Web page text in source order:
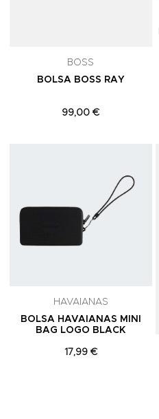
BOSS
BOLSA BOSS RAY
99,00 €
HAVAIANAS
BOLSA HAVAIANAS MINI
BAG LOGO BLACK
17,99 €